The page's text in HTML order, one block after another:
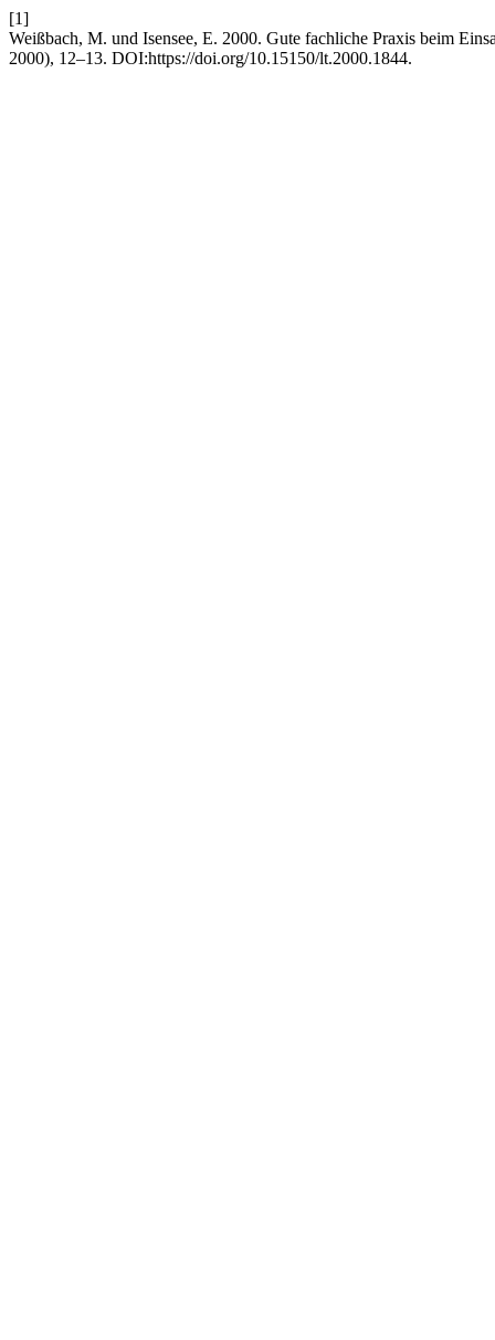
[1]
Weißbach, M. und Isensee, E. 2000. Gute fachliche Praxis beim
2000), 12–13. DOI:https://doi.org/10.15150/lt.2000.1844.